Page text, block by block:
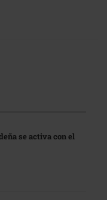
se activa con el